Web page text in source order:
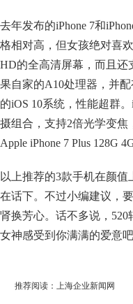
去年发布的iPhone 7和
格相对高，但女孩绝对喜欢
HD的全高清屏幕，而且还
果自家的A10处理器，并
的iOS 10系统，性能超群
摄组合，支持2倍光学变焦
Apple iPhone 7 Plus 128G
以上推荐的3款手机在颜
在话下。不过小编建议，
肾换芳心。话不多说，
女神感受到你满满的爱意吧
推荐阅读： 上海企业新闻网